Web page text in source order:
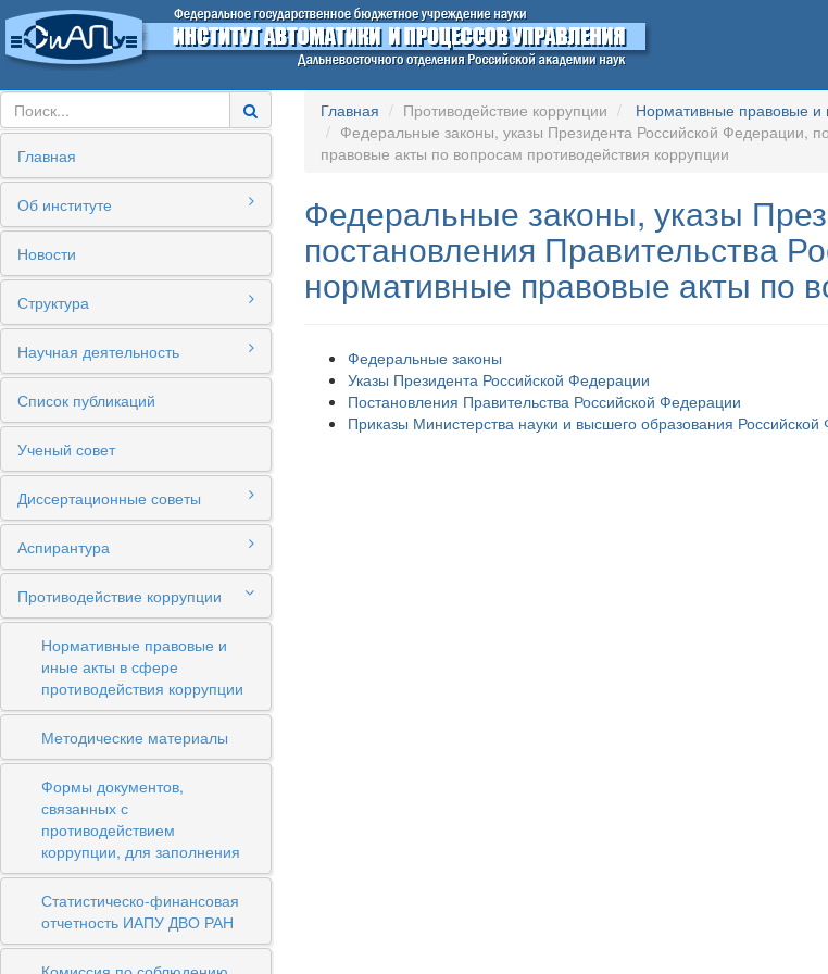
Главная
Об институте
Новости
Структура
Научная деятельность
Список публикаций
Ученый совет
Диссертационные советы
Аспирантура
Противодействие коррупции
Нормативные правовые и
иные акты в сфере
противодействия коррупции
Методические материалы
Формы документов,
связанных с
противодействием
коррупции, для заполнения
Статистическо-финансовая
отчетность ИАПУ ДВО РАН
Главная Противодействие коррупции
Нормативные правовые и
Федеральные законы, указы Президента Российской Федерации,
правовые акты по вопросам противодействия коррупции
Федеральные законы, указы
постановления Правительства
нормативные правовые акты по
Федеральные законы
Указы Президента Российской Федерации
Постановления Правительства Российской Федерации
Приказы Министерства науки и высшего образования